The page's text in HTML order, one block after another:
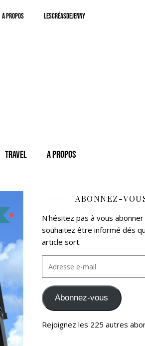
A Propos LesCréasdeJenny
Travel A Propos
ABONNEZ-
N'hésitez pas à vous
souhaitez être informé dés
article sort.
Abonnez-vous
Rejoignez les 225 autres